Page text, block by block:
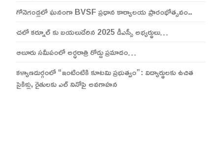
గోనెగండ్లలో ఘనంగా BVSF ప్రధాన కార్యాలయ ప్రారంభోత్సవం..
చలో కర్నూల్ కు బయలుదేరిన 2025 డీఎస్సీ అభ్యర్థులు…
ఆలూరు సమీపంలో అర్ధరాత్రి రోడ్డు ప్రమాదం…
కళ్యాణదుర్గంలో “ఇంటింటికి కూటమి ప్రభుత్వం”: విద్యార్థులకు ఉచిత
సైకిళ్లు, రైతులకు ఎల్ నినోపై అవగాహన